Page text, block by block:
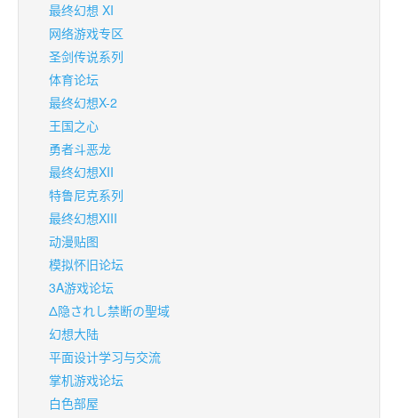
最终幻想 XI
网络游戏专区
圣剑传说系列
体育论坛
最终幻想X-2
王国之心
勇者斗恶龙
最终幻想XII
特鲁尼克系列
最终幻想XIII
动漫贴图
模拟怀旧论坛
3A游戏论坛
Δ隐されし禁断の聖域
幻想大陆
平面设计学习与交流
掌机游戏论坛
白色部屋